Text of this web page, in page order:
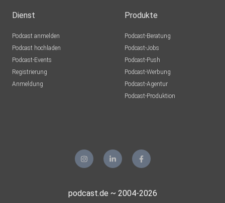
Dienst
Podcast anmelden
Podcast hochladen
Podcast-Events
Registrierung
Anmeldung
Produkte
Podcast-Beratung
Podcast-Jobs
Podcast-Push
Podcast-Werbung
Podcast-Agentur
Podcast-Produktion
podcast.de ~ 2004-2026